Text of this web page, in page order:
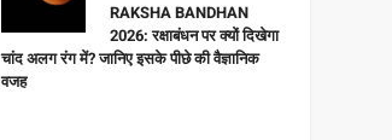
RAKSHA BANDHAN
2026: रक्षाबंधन पर क्यों दिखेगा
चांद अलग रंग में? जानिए इसके पीछे की वैज्ञानिक
वजह